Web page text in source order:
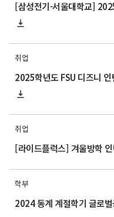
취업
2025학년도 FSU 디즈니
취업
[라이드플럭스] 겨울방학
학부
2024 동계 계절학기 글로